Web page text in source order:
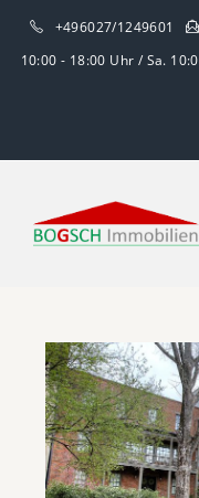
+496027/1249601
10:00 - 18:00 Uhr / Sa.